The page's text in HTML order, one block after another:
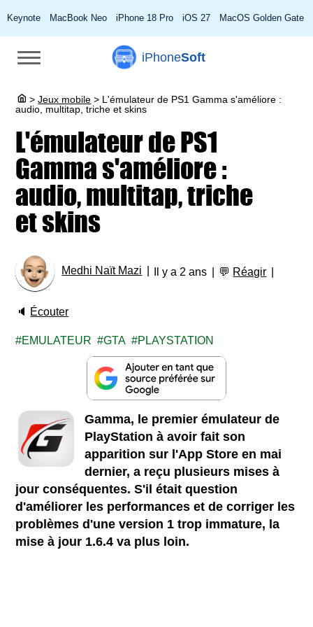
Keynote MacBook Neo iPhone 18 Pro iOS 27 MacOS Golden Gate
iPhoneSoft
> Jeux mobile > L'émulateur de PS1 Gamma s'améliore :
audio, multitap, triche et skins
L'émulateur de PS1
Gamma s'améliore :
audio, multitap, triche
et skins
Medhi Naït Mazi Il y a 2 ans 💬 Réagir
🔈 Écouter
EMULATEUR GTA PLAYSTATION
Gamma, le premier émulateur de
PlayStation à avoir fait son
apparition sur l'App Store en mai
dernier, a reçu plusieurs mises à
jour conséquentes. S'il était question
d'améliorer les performances et de corriger les
problèmes d'une version 1 trop immature, la
mise à jour 1.6.4 va plus loin.